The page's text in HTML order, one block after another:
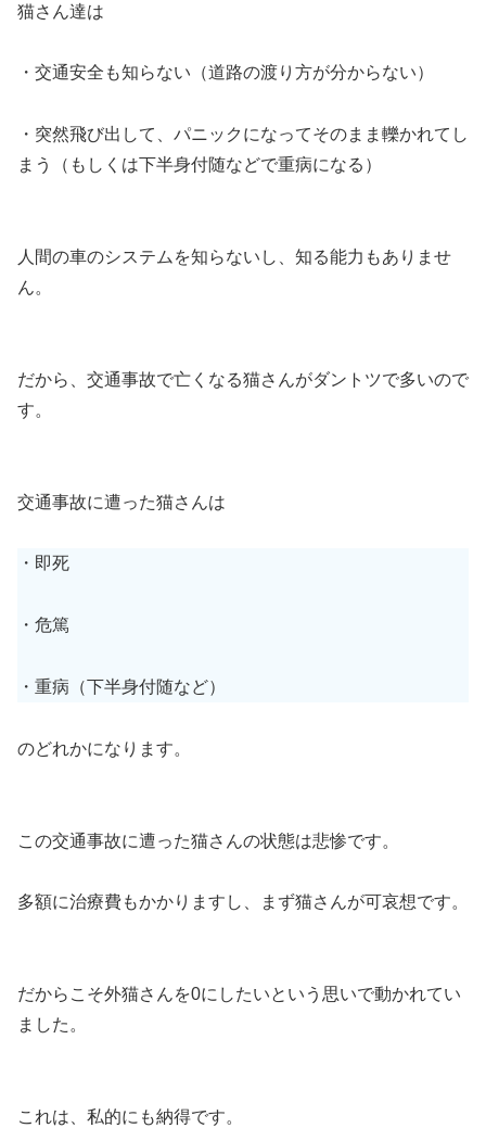
猫さん達は
・交通安全も知らない（道路の渡り方が分からない）
・突然飛び出して、パニックになってそのまま轢かれてし
まう（もしくは下半身付随などで重病になる）
人間の車のシステムを知らないし、知る能力もありませ
ん。
だから、交通事故で亡くなる猫さんがダントツで多いので
す。
交通事故に遭った猫さんは
・即死
・危篤
・重病（下半身付随など）
のどれかになります。
この交通事故に遭った猫さんの状態は悲惨です。
多額に治療費もかかりますし、まず猫さんが可哀想です。
だからこそ外猫さんを0にしたいという思いで動かれてい
ました。
これは、私的にも納得です。